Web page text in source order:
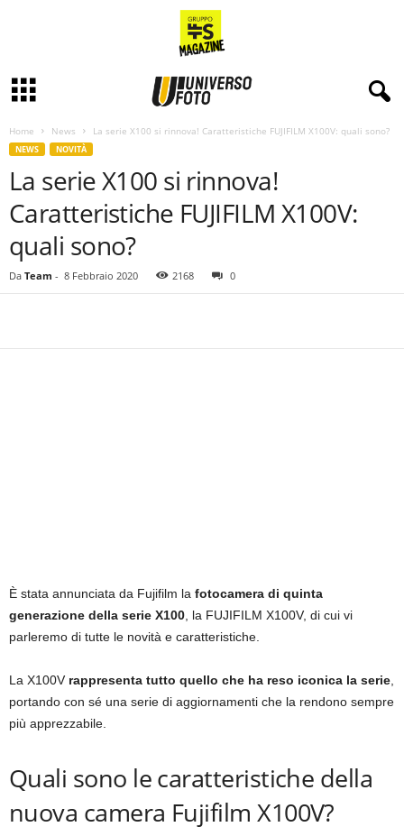
Home News La serie X100 si rinnova! Caratteristiche FUJIFILM X100V: quali sono?
NEWS NOVITÀ
La serie X100 si rinnova!
Caratteristiche FUJIFILM X100V:
quali sono?
Da Team - 8 Febbraio 2020 2168 0
È stata annunciata da Fujifilm la fotocamera di quinta
generazione della serie X100 , la FUJIFILM X100V, di cui vi
parleremo di tutte le novità e caratteristiche.
La X100V rappresenta tutto quello che ha reso iconica la serie
portando con sé una serie di aggiornamenti che la rendono sempre
più apprezzabile.
Quali sono le caratteristiche della
nuova camera Fujifilm X100V?